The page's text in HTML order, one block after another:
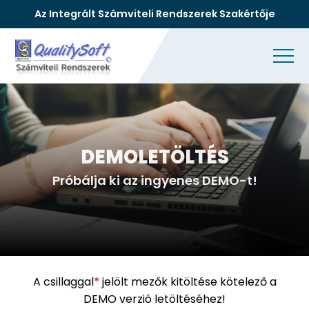
Az Integrált Számviteli Rendszerek Szakértője
DEMOLETÖLTÉS
Próbálja ki az ingyenes DEMO-t!
A csillaggal* jelölt mezők kitöltése kötelező a
DEMO verzió letöltéséhez!